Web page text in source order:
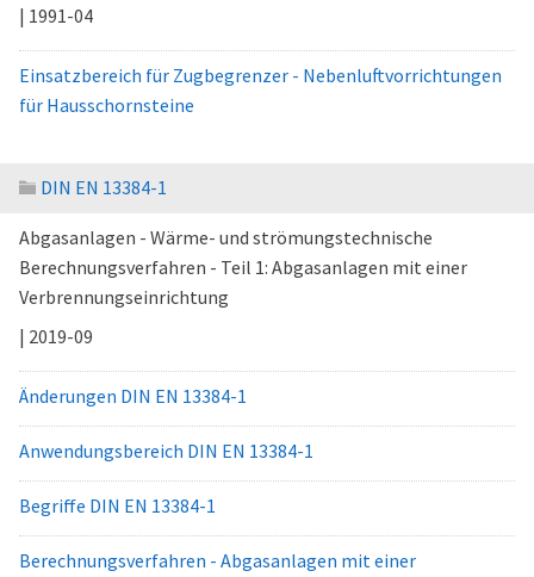
| 1991-04
Einsatzbereich für Zugbegrenzer - Nebenluftvorrichtungen
für Hausschornsteine
DIN EN 13384-1
Abgasanlagen - Wärme- und strömungstechnische
Berechnungsverfahren - Teil 1: Abgasanlagen mit einer
Verbrennungseinrichtung
| 2019-09
Änderungen DIN EN 13384-1
Anwendungsbereich DIN EN 13384-1
Begriffe DIN EN 13384-1
Berechnungsverfahren - Abgasanlagen mit einer